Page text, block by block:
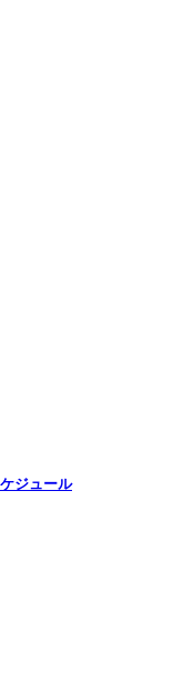
ジュール